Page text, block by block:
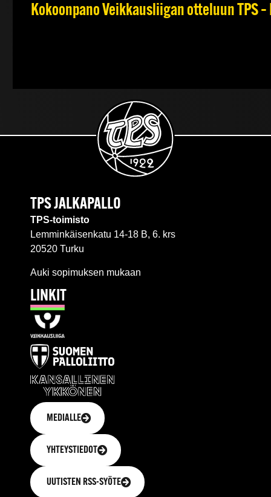
Kokoonpano Veikkausliigan otteluun TPS
TPS JALKAPALLO
TPS-toimisto
Lemminkäisenkatu 14-18 B, 6. krs
20520 Turku
Auki sopimuksen mukaan
LINKIT
MEDIALLE
YHTEYSTIEDOT
UUTISTEN RSS-SYÖTE